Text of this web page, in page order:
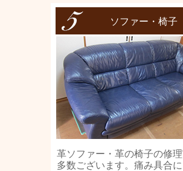
ソファー・椅子
革ソファー・革の椅子の修
多数ございます。痛み具合